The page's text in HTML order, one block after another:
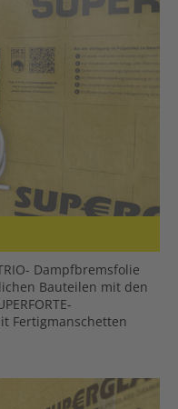
Dampfbremsfolie
Bauteilen mit den
Fertigmanschetten